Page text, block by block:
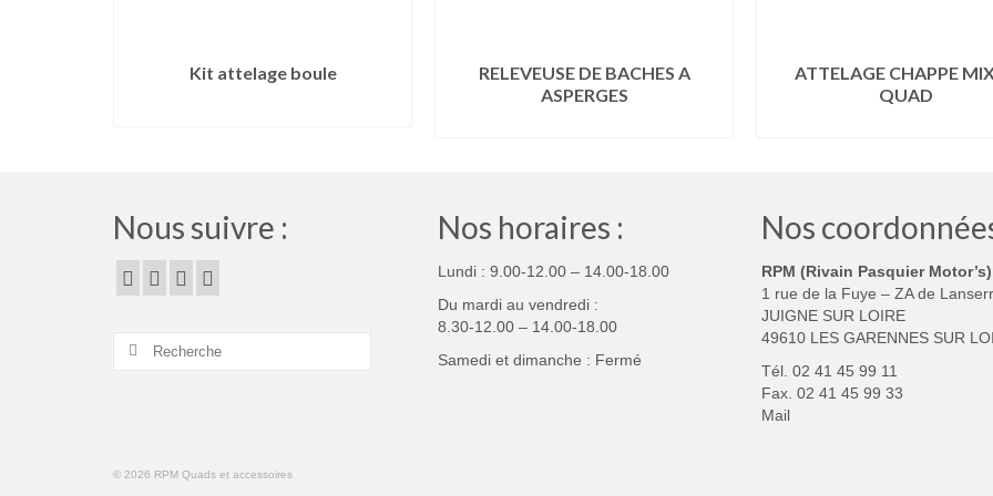
Kit attelage boule
RELEVEUSE DE BACHES A
ASPERGES
ATTELAGE CHAPPE
QUAD
Nous suivre :
Rechercher :
Nos horaires :
Lundi : 9.00-12.00 – 14.00-18.00
Du mardi au vendredi :
8.30-12.00 – 14.00-18.00
Samedi et dimanche : Fermé
Nos
RPM (Rivain Pasquier Motor’s)
1 rue de la Fuye – ZA de
JUIGNE SUR LOIRE
49610 LES GARENNES SUR
Tél. 02 41 45 99 11
Fax. 02 41 45 99 33
Mail
© 2026 RPM Quads et accessoires